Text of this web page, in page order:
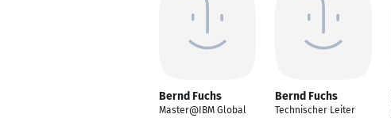
Bernd Fuchs
Master@IBM Global
Bernd Fuchs
Technischer Leiter